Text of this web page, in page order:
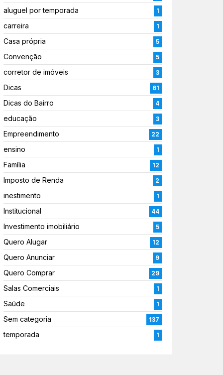
aluguel por temporada 1
carreira 1
Casa própria 5
Convenção 5
corretor de imóveis 3
Dicas 61
Dicas do Bairro 4
educação 3
Empreendimento 22
ensino 1
Família 12
Imposto de Renda 2
inestimento 1
Institucional 44
Investimento imobiliário 5
Quero Alugar 12
Quero Anunciar 9
Quero Comprar 29
Salas Comerciais 1
Saúde 1
Sem categoria 137
temporada 1